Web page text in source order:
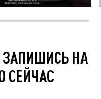
НА
СЕЙЧАС